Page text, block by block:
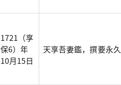
1721（享
保6）年
10月15日
天享吾妻鑑，撰要永